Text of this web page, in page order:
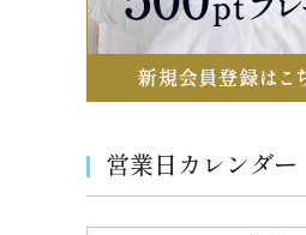
営業日カレンダー